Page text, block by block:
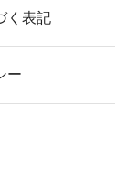
く表記
ー